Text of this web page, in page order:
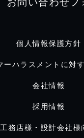
個人情報保護方針
ーハラスメントに対
会社情報
採用情報
工務店様・設計会社様